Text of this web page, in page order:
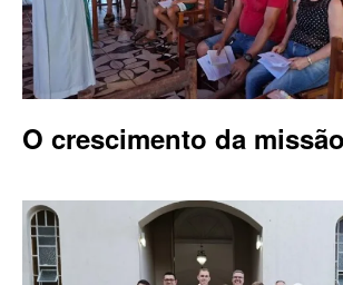
O crescimento da